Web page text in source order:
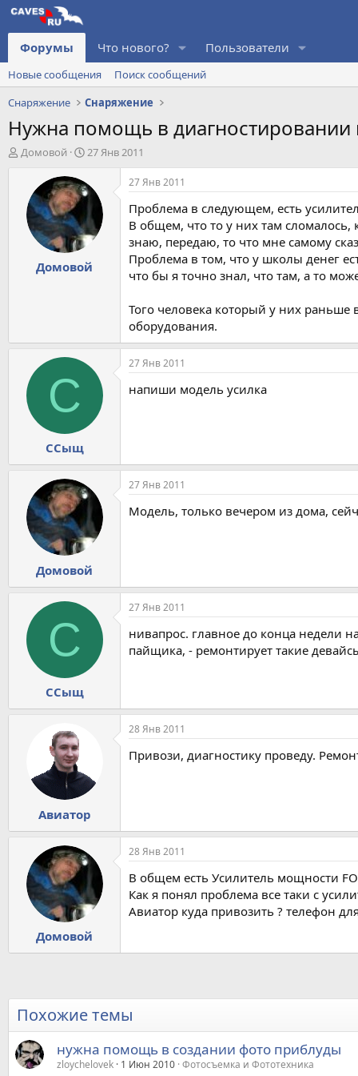
Форумы Что нового? Пользователи
Новые сообщения
Поиск сообщений
Снаряжение
Снаряжение
Нужна помощь в диагностировании
А
Домовой
Д
т
а
ч
л
27 Янв 2011
Домовой
27 Янв 2011
Проблема в следующем, есть
В общем, что то у них там сломалось,
знаю, передаю, то что мне самому
Проблема в том, что у школы денег
что бы я точно знал, что там, а то
Того человека который у них раньше
оборудования.
С
ССыщ
27 Янв 2011
напиши модель усилка
Домовой
27 Янв 2011
Модель, только вечером из дома,
С
ССыщ
27 Янв 2011
нивапрос. главное до конца недели
пайщика, - ремонтирует такие
Авиатор
28 Янв 2011
Привози, диагностику проведу.
Домовой
28 Янв 2011
В общем есть Усилитель мощности
Как я понял проблема все таки с
Авиатор куда привозить ? телефон
Похожие темы
нужна помощь в создании фото приблуды
zloychelovek 1 Июн 2010 Фотосъемка и Фототехника